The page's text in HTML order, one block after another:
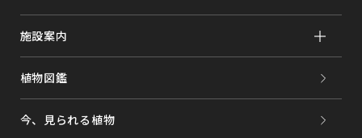
施設案内
植物図鑑
今、見られる植物